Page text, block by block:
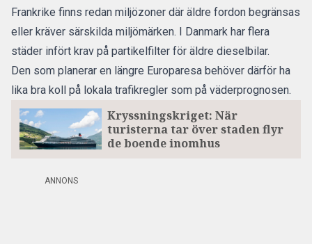
Frankrike finns redan miljözoner där äldre fordon begränsas
eller kräver särskilda miljömärken. I Danmark har flera
städer infört krav på partikelfilter för äldre dieselbilar.
Den som planerar en längre Europaresa behöver därför ha
lika bra koll på lokala trafikregler som på väderprognosen.
Kryssningskriget: När
turisterna tar över staden flyr
de boende inomhus
ANNONS